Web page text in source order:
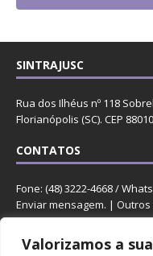
Valorizamos a
SINTRAJUSC
Rua dos Ilhéus nº 118
Florianópolis (SC). CEP
CONTATOS
Fone: (48) 3222-4668 /
Enviar mensagem. |
REDES